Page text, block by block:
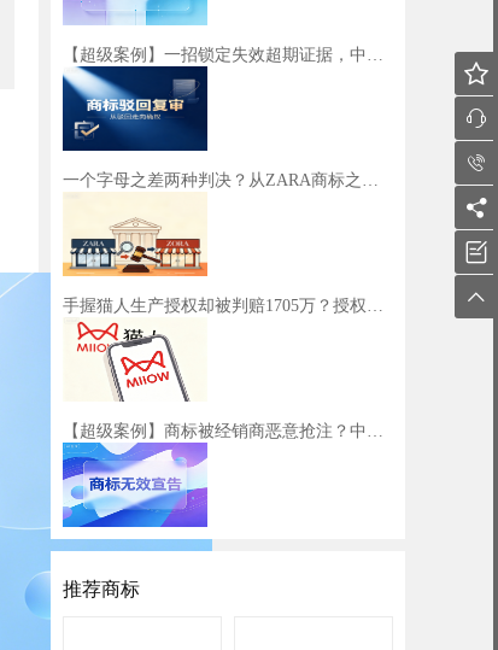
【超级案例】一招锁定失效超期证据，中细软助力餐饮企业商标初步审定
一个字母之差两种判决？从ZARA商标之争看企业出海商标布局策略
手握猫人生产授权却被判赔1705万？授权边界千万不能越！
【超级案例】商标被经销商恶意抢注？中细软专业举证，成功捍卫品牌权益
推荐商标





